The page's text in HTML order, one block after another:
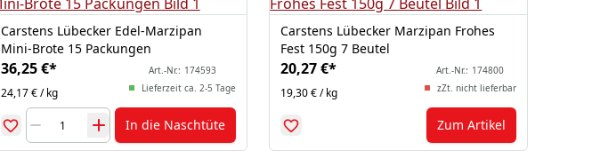
Carstens Lübecker Edel-Marzipan
Mini-Brote 15 Packungen
36,25 €*
24,17 € / kg
Art.-Nr.: 174593
Lieferzeit ca. 2-5 Tage
In die Naschtüte
Carstens Lübecker Marzipan Frohes
Fest 150g 7 Beutel
20,27 €*
19,30 € / kg
Art.-Nr.: 174800
zZt. nicht lieferbar
Zum Artikel